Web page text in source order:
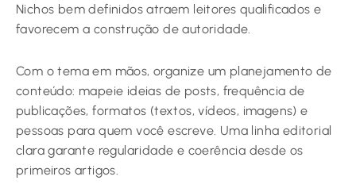
Nichos bem definidos atraem leitores qualificados e
favorecem a construção de autoridade.
Com o tema em mãos, organize um planejamento de
conteúdo: mapeie ideias de posts, frequência de
publicações, formatos (textos, vídeos, imagens) e
pessoas para quem você escreve. Uma linha editorial
clara garante regularidade e coerência desde os
primeiros artigos.